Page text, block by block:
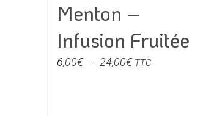
page
du
produit
Menton –
Infusion Fruitée
6,00€ – 24,00€Plage
TTC